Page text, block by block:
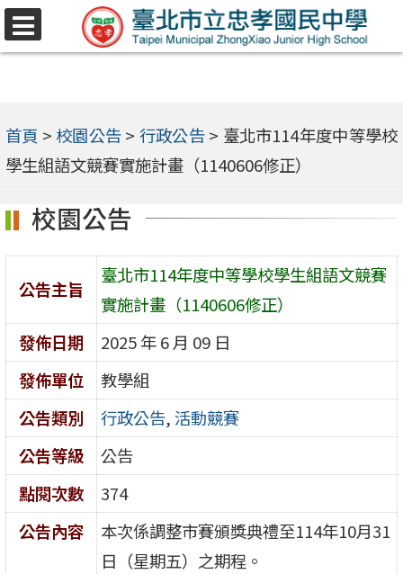
跳
至
內
容
選
首頁 > 校園公告> 行政公告> 臺北市114年度中等學校
學生組語文競賽實施計畫（1140606修正）
校園公告
公告主旨
臺北市114年度中等學校學生組語文競賽
實施計畫（1140606修正）
發佈日期
2025 年 6 月 09 日
發佈單位
教學組
公告類別
行政公告,活動競賽
公告等級
公告
點閱次數
374
公告內容
本次係調整市賽頒獎典禮至114年10月31
日（星期五）之期程。